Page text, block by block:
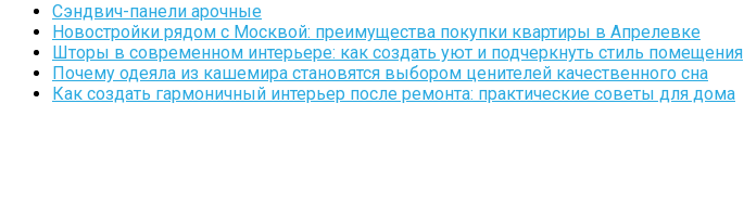
Сэндвич-панели арочные
Новостройки рядом с Москвой: преимущества покупки квартиры в Апрелевке
Шторы в современном интерьере: как создать уют и подчеркнуть стиль помещения
Почему одеяла из кашемира становятся выбором ценителей качественного сна
Как создать гармоничный интерьер после ремонта: практические советы для дома